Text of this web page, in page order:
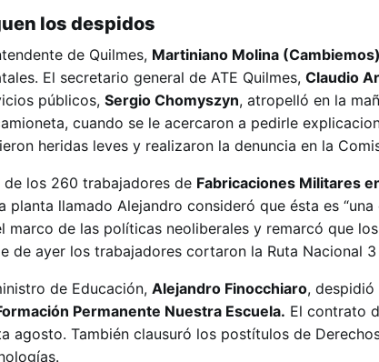
los despidos
de Quilmes, Martiniano Molina (Cambiemos)
El secretario general de ATE Quilmes, Claudio
públicos, Sergio Chomyszyn, atropelló en la
cuando se le acercaron a pedirle
heridas leves y realizaron la denuncia en la
de los 260 trabajadores de Fabricaciones Militares
planta llamado Alejandro consideró que ésta es
marco de las políticas neoliberales y remarcó que
de ayer los trabajadores cortaron la Ruta Nacional
de Educación, Alejandro Finocchiaro,
Permanente Nuestra Escuela. El contrato
agosto. También clausuró los postítulos de